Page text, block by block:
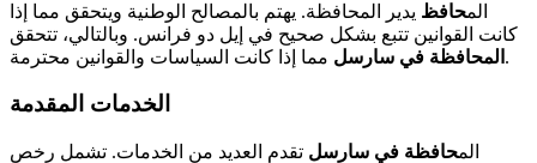
المحافظ يدير المحافظة. يهتم بالمصالح الوطنية ويتحقق مما إذا
كانت القوانين تتبع بشكل صحيح في إيل دو فرانس. وبالتالي، تتحقق
المحافظة في سارسل مما إذا كانت السياسات والقوانين محترمة.
الخدمات المقدمة
المحافظة في سارسل تقدم العديد من الخدمات. تشمل رخص